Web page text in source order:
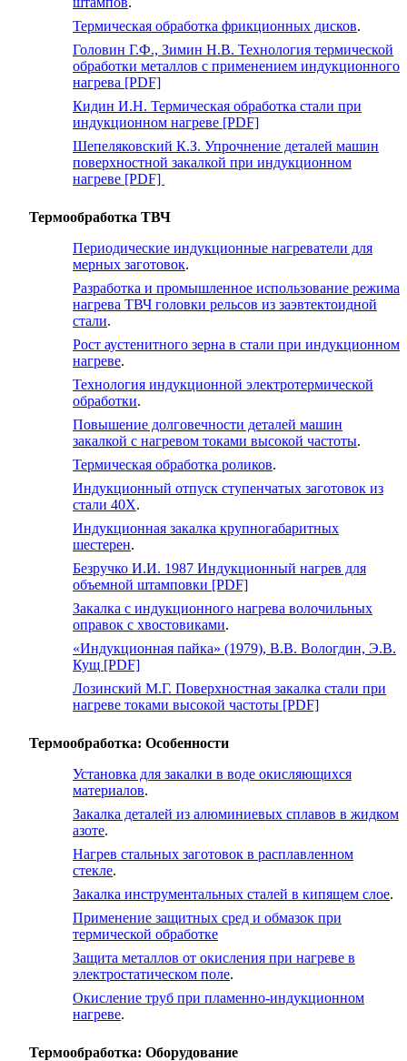
Термическая обработка фрикционных дисков.
Головин Г.Ф., Зимин Н.В. Технология термической
обработки металлов с применением индукционного
нагрева [PDF]
Кидин И.Н. Термическая обработка стали при
индукционном нагреве [PDF]
Шепеляковский К.З. Упрочнение деталей машин
поверхностной закалкой при индукционном
нагреве [PDF]
Термообработка ТВЧ
Периодические индукционные нагреватели для
мерных заготовок.
Разработка и промышленное использование режима
нагрева ТВЧ головки рельсов из заэвтектоидной
стали.
Рост аустенитного зерна в стали при индукционном
нагреве.
Технология индукционной электротермической
обработки.
Повышение долговечности деталей машин
закалкой с нагревом токами высокой частоты.
Термическая обработка роликов.
Индукционный отпуск ступенчатых заготовок из
стали 40Х.
Индукционная закалка крупногабаритных
шестерен.
Безручко И.И. 1987 Индукционный нагрев для
объемной штамповки [PDF]
Закалка с индукционного нагрева волочильных
оправок с хвостовиками.
«Индукционная пайка» (1979), В.В. Вологдин, Э.В.
Кущ [PDF]
Лозинский М.Г. Поверхностная закалка стали при
нагреве токами высокой частоты [PDF]
Термообработка: Особенности
Установка для закалки в воде окисляющихся
материалов.
Закалка деталей из алюминиевых сплавов в жидком
азоте.
Нагрев стальных заготовок в расплавленном
стекле.
Закалка инструментальных сталей в кипящем слое.
Применение защитных сред и обмазок при
термической обработке
Защита металлов от окисления при нагреве в
электростатическом поле.
Окисление труб при пламенно-индукционном
нагреве.
Термообработка: Оборудование